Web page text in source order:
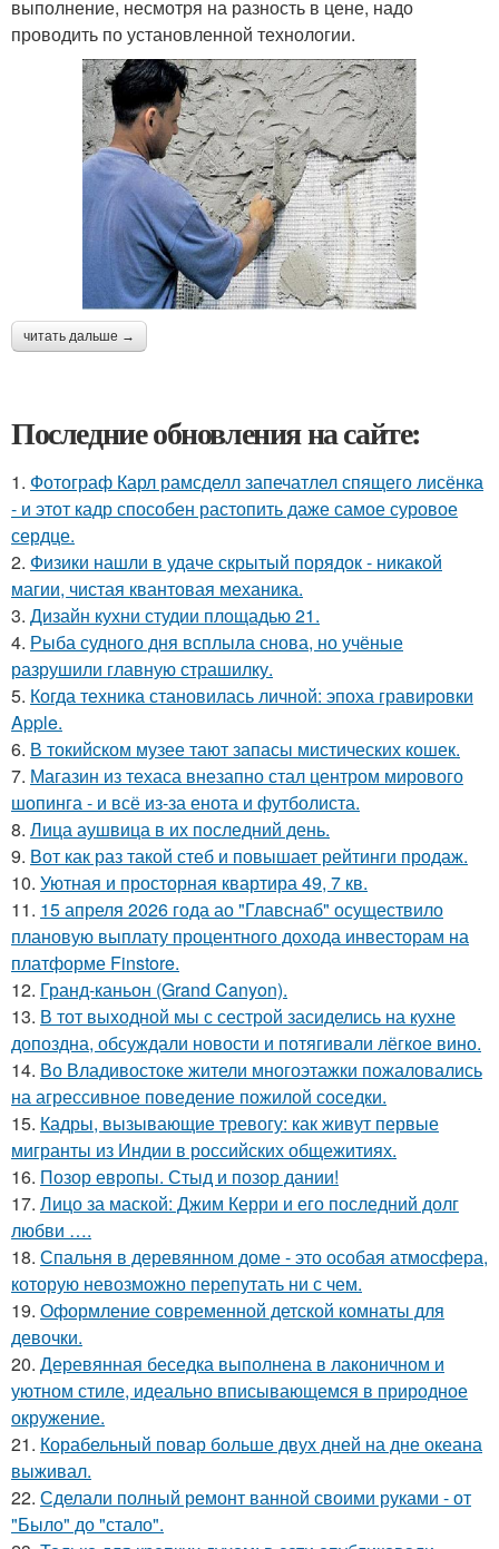
выполнение, несмотря на разность в цене, надо
проводить по установленной технологии.
читать дальше →
Последние обновления на сайте:
1. Фотограф Карл рамсделл запечатлел спящего лисёнка
- и этот кадр способен растопить даже самое суровое
сердце.
2. Физики нашли в удаче скрытый порядок - никакой
магии, чистая квантовая механика.
3. Дизайн кухни студии площадью 21.
4. Рыба судного дня всплыла снова, но учёные
разрушили главную страшилку.
5. Когда техника становилась личной: эпоха гравировки
Apple.
6. В токийском музее тают запасы мистических кошек.
7. Магазин из техаса внезапно стал центром мирового
шопинга - и всё из-за енота и футболиста.
8. Лица аушвица в их последний день.
9. Вот как раз такой стеб и повышает рейтинги продаж.
10. Уютная и просторная квартира 49, 7 кв.
11. 15 апреля 2026 года ао "Главснаб" осуществило
плановую выплату процентного дохода инвесторам на
платформе Finstore.
12. Гранд-каньон (Grand Canyon).
13. В тот выходной мы с сестрой засиделись на кухне
допоздна, обсуждали новости и потягивали лёгкое вино.
14. Во Владивостоке жители многоэтажки пожаловались
на агрессивное поведение пожилой соседки.
15. Кадры, вызывающие тревогу: как живут первые
мигранты из Индии в российских общежитиях.
16. Позор европы. Стыд и позор дании!
17. Лицо за маской: Джим Керри и его последний долг
любви ….
18. Спальня в деревянном доме - это особая атмосфера,
которую невозможно перепутать ни с чем.
19. Оформление современной детской комнаты для
девочки.
20. Деревянная беседка выполнена в лаконичном и
уютном стиле, идеально вписывающемся в природное
окружение.
21. Корабельный повар больше двух дней на дне океана
выживал.
22. Сделали полный ремонт ванной своими руками - от
"Было" до "стало".